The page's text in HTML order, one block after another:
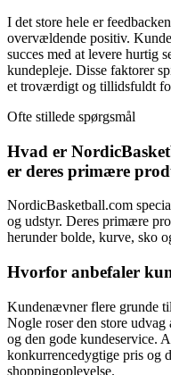
I det store hele er
overvældende positiv.
succes med at levere hurtig
kundepleje. Disse faktorer
et troværdigt og tillidsfuldt
Ofte stillede spørgsmål
Hvad er
er deres primære
NordicBasketball.com
og udstyr. Deres primære
herunder bolde, kurve, sko
Hvorfor anbefaler
Kundenævner flere grunde
Nogle roser den store
og den gode kundeservice.
konkurrencedygtige pris og
shoppingoplevelse.